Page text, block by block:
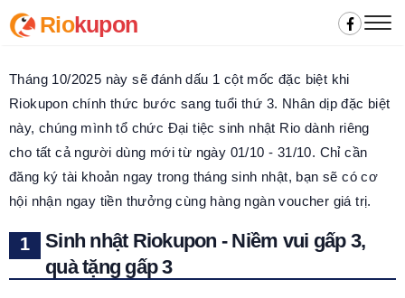
Riokupon
Tháng 10/2025 này sẽ đánh dấu 1 cột mốc đặc biệt khi
Riokupon chính thức bước sang tuổi thứ 3. Nhân dịp đặc biệt
này, chúng mình tổ chức Đại tiệc sinh nhật Rio dành riêng
cho tất cả người dùng mới từ ngày 01/10 - 31/10. Chỉ cần
đăng ký tài khoản ngay trong tháng sinh nhật, bạn sẽ có cơ
hội nhận ngay tiền thưởng cùng hàng ngàn voucher giá trị.
Sinh nhật Riokupon - Niềm vui gấp 3,
quà tặng gấp 3